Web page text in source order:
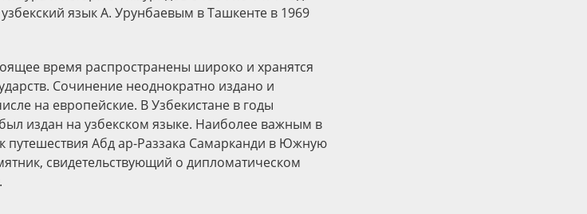
язык А. Урунбаевым в Ташкенте в 1969
время распространены широко и хранятся
Сочинение неоднократно издано и
на европейские. В Узбекистане в годы
издан на узбекском языке. Наиболее важным в
путешествия Абд ар-Раззака Самарканди в Южную
свидетельствующий о дипломатическом